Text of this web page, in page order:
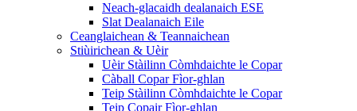
Neach-glacaidh dealanaich ESE
Slat Dealanaich Eile
Ceanglaichean & Teannaichean
Stiùirichean & Uèir
Uèir Stàilinn Còmhdaichte le Copar
Càball Copar Fìor-ghlan
Teip Stàilinn Còmhdaichte le Copar
Teip Copair Fìor-ghlan